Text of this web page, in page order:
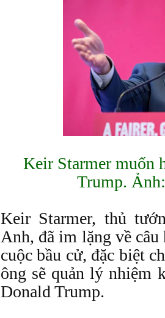
Keir Starmer muốn
Trump.
Keir Starmer, thủ
Anh, đã im lặng về
cuộc bầu cử, đặc biệt
ông sẽ quản lý nhiệm
Donald Trump.